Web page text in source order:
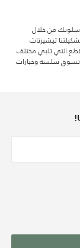
من خلال
تيشيرتات
التي تلبي مختلف
تسوق سلسة وخيارات